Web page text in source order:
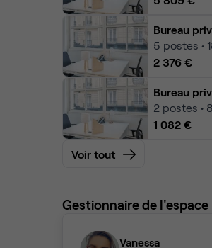
Bureau
5 postes •
2 376 €
Bureau
2 postes •
1 082 €
Voir tout
Gestionnaire de l'espace
Vanessa